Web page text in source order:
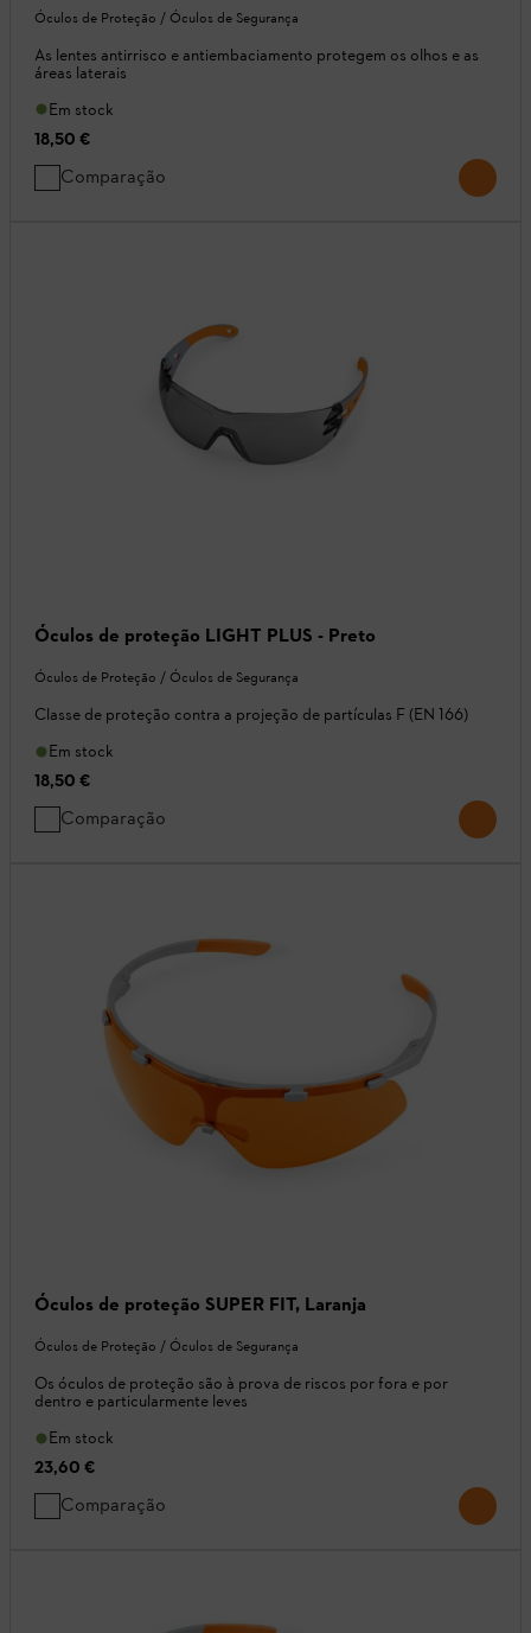
Óculos de Proteção / Óculos de Segurança
As lentes antirrisco e antiembaciamento protegem os olhos e as
áreas laterais
Em stock
18,50 €
Comparação
Óculos de proteção LIGHT PLUS - Preto
Óculos de Proteção / Óculos de Segurança
Classe de proteção contra a projeção de partículas F (EN 166)
Em stock
18,50 €
Comparação
Óculos de proteção SUPER FIT, Laranja
Óculos de Proteção / Óculos de Segurança
Os óculos de proteção são à prova de riscos por fora e por
dentro e particularmente leves
Em stock
23,60 €
Comparação